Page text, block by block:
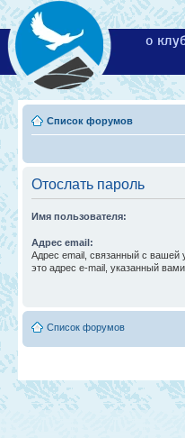
о
Список форумов
Отослать пароль
Имя пользователя:
Адрес email:
Адрес email, связанный с вашей
это адрес e-mail, указанный вами
Список форумов